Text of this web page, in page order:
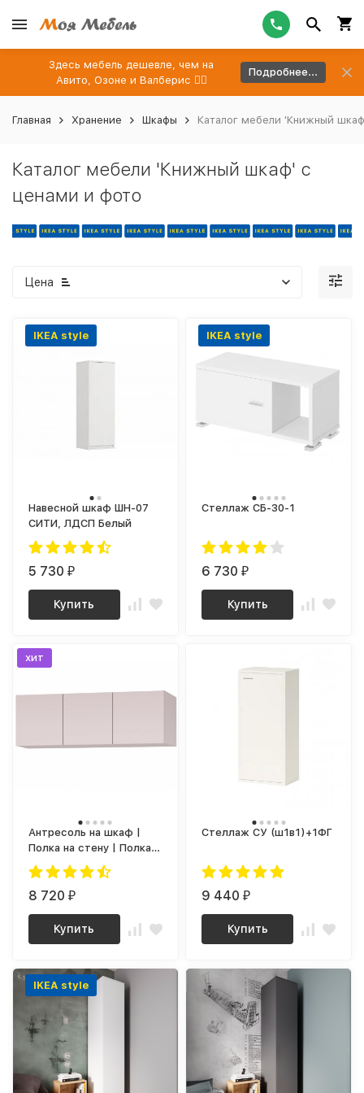
Здесь мебель дешевле, чем на
Авито, Озоне и Валберис 👉🏻
Подробнее...
Главная Хранение Шкафы Каталог мебели 'Книжный
Каталог мебели 'Книжный шкаф' с
ценами и фото
Цена
IKEA style
Навесной шкаф ШН-07
СИТИ, ЛДСП Белый
5 730₽
Купить
IKEA style
Стеллаж СБ-30-1
6 730₽
Купить
хит
Антресоль на шкаф |
Полка на стену | Полка
настенная | Полка
навесная на стену niko
23.1 (кашемир)
8 720₽
Купить
Стеллаж СУ (ш1в1)+1ФГ
9 440₽
Купить
IKEA style